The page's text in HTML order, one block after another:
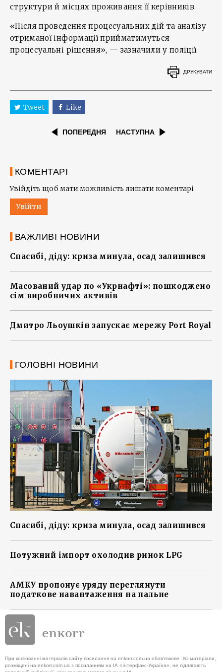
структури й місцях проживання її керівників.
«Після проведення процесуальних дій та аналізу
отриманої інформації прийматимуться
процесуальні рішення», — зазначили у поліції.
ДРУКУВАТИ
Tweet Like
ПОПЕРЕДНЯ НАСТУПНА
КОМЕНТАРІ
Увійдіть щоб мати можливість лишати коментарі
Увійти
ВАЖЛИВІ НОВИНИ
Спасибі, діду: криза минула, осад залишився
Масований удар по «Укрнафті»: пошкоджено
сім виробничих активів
Дмитро Льоушкін запускає мережу Port Royal
ГОЛОВНІ НОВИНИ
Спасибі, діду: криза минула, осад залишився
Потужний імпорт охолодив ринок LPG
АМКУ пропонує уряду переглянути
податкове навантаження на пальне
При копіюванні матеріалів сайту посилання на enkorr.com.ua обов'язкове. Усі матеріали,
розміщені на enkorr.com.ua з посиланням на ІА «Інтерфакс-Україна», не підлягають